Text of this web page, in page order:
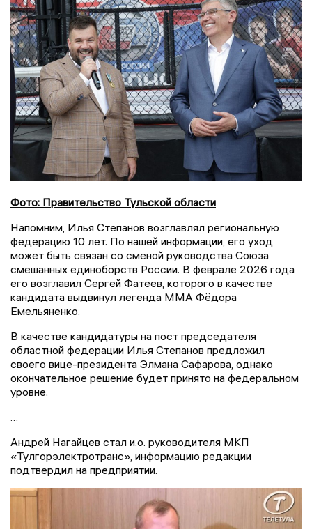
Фото: Правительство Тульской области
Напомним, Илья Степанов возглавлял региональную
федерацию 10 лет. По нашей информации, его уход
может быть связан со сменой руководства Союза
смешанных единоборств России. В феврале 2026 года
его возглавил Сергей Фатеев, которого в качестве
кандидата выдвинул легенда ММА Фёдора
Емельяненко.
В качестве кандидатуры на пост председателя
областной федерации Илья Степанов предложил
своего вице-президента Элмана Сафарова, однако
окончательное решение будет принято на федеральном
уровне.
…
Андрей Нагайцев стал и.о. руководителя МКП
«Тулгорэлектротранс», информацию редакции
подтвердил на предприятии.